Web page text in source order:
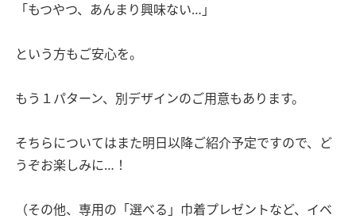
「もつやつ、あんまり興味ない…」
という方もご安心を。
もう１パターン、別デザインのご用意もあります。
そちらについてはまた明日以降ご紹介予定ですので、ど
うぞお楽しみに…！
（その他、専用の「選べる」巾着プレゼントなど、イベ